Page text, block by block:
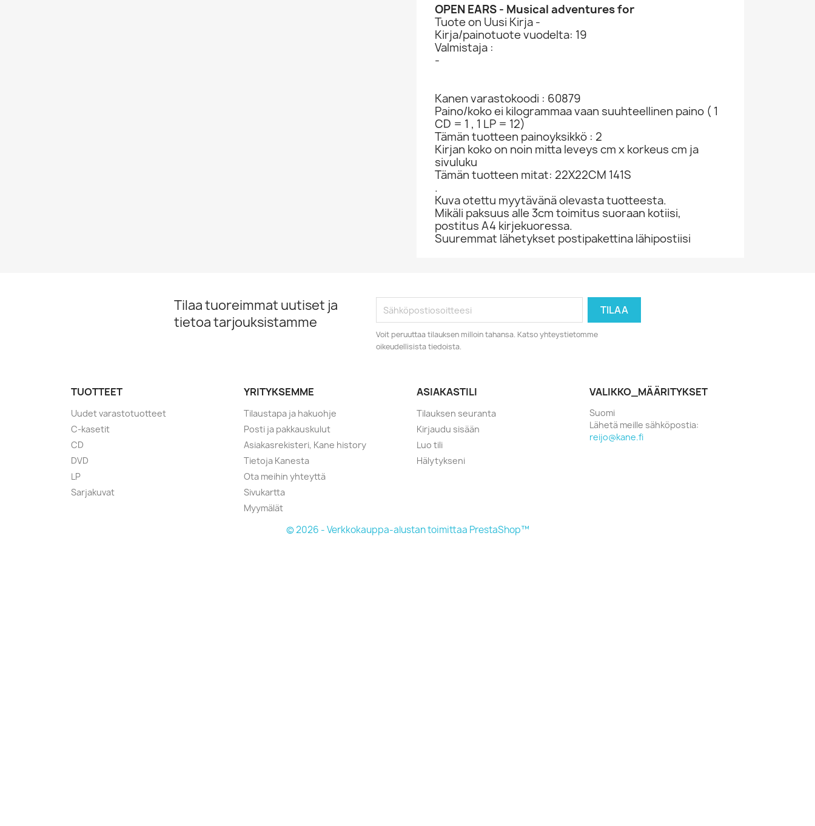
OPEN EARS - Musical adventures for
Tuote on Uusi Kirja -
Kirja/painotuote vuodelta: 19
Valmistaja :
-
Kanen varastokoodi : 60879
Paino/koko ei kilogrammaa vaan suuhteellinen paino ( 1
CD = 1 , 1 LP = 12)
Tämän tuotteen painoyksikkö : 2
Kirjan koko on noin mitta leveys cm x korkeus cm ja
sivuluku
Tämän tuotteen mitat: 22X22CM 141S
.
Kuva otettu myytävänä olevasta tuotteesta.
Mikäli paksuus alle 3cm toimitus suoraan kotiisi,
postitus A4 kirjekuoressa.
Suuremmat lähetykset postipakettina lähipostiisi
Tilaa tuoreimmat uutiset ja
tietoa tarjouksistamme
Voit peruuttaa tilauksen milloin tahansa. Katso yhteystietomme
oikeudellisista tiedoista.
TUOTTEET
Uudet varastotuotteet
C-kasetit
CD
DVD
LP
Sarjakuvat
YRITYKSEMME
Tilaustapa ja hakuohje
Posti ja pakkauskulut
Asiakasrekisteri, Kane history
Tietoja Kanesta
Ota meihin yhteyttä
Sivukartta
Myymälät
ASIAKASTILI
Tilauksen seuranta
Kirjaudu sisään
Luo tili
Hälytykseni
VALIKKO_MÄÄRITYKSET
Suomi
Lähetä meille sähköpostia:
reijo@kane.fi
© 2026 - Verkkokauppa-alustan toimittaa PrestaShop™